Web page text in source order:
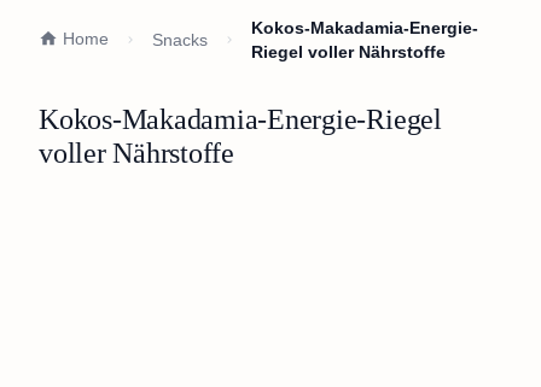
Home Snacks
Kokos-Makadamia-Energie-
Riegel voller Nährstoffe
Kokos-Makadamia-Energie-Riegel
voller Nährstoffe